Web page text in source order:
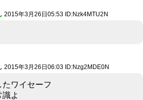
2015年3月26日05:53 ID:Nzk4MTU2N
2015年3月26日06:03 ID:Nzg2MDE0N
ワイセーフ
よ